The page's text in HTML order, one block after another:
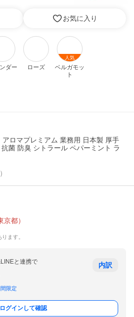
お気に入り
ダー ローズ
人気
ベルガモッ
ト
ロマプレミアム 業務用 日本製 厚手
菌 防臭 シトラール ペパーミント ラ
）
京都）
ます。
と連携で
限定
内訳
ログインして確認